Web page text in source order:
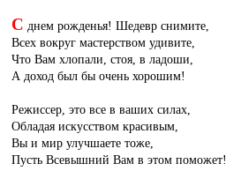
С днем рожденья! Шедевр снимите,
Всех вокруг мастерством удивите,
Что Вам хлопали, стоя, в ладоши,
А доход был бы очень хорошим!
Режиссер, это все в ваших силах,
Обладая искусством красивым,
Вы и мир улучшаете тоже,
Пусть Всевышний Вам в этом поможет!